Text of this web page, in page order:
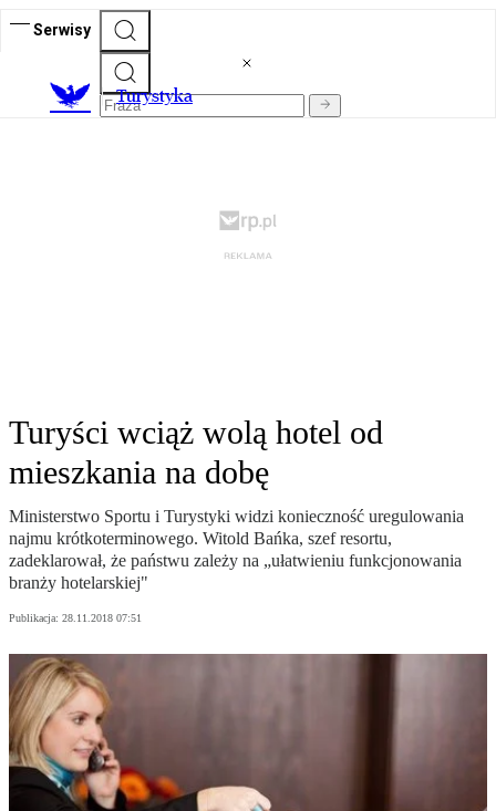
Serwisy
Turystyka
Turyści wciąż wolą hotel od
mieszkania na dobę
Ministerstwo Sportu i Turystyki widzi konieczność uregulowania
najmu krótkoterminowego. Witold Bańka, szef resortu,
zadeklarował, że państwu zależy na „ułatwieniu funkcjonowania
branży hotelarskiej"
Publikacja: 28.11.2018 07:51